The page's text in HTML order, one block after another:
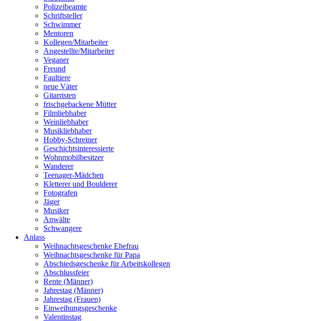
Polizeibeamte
Schriftsteller
Schwimmer
Mentoren
Kollegen/Mitarbeiter
Angestellte/Mitarbeiter
Veganer
Freund
Faultiere
neue Väter
Gitarristen
frischgebackene Mütter
Filmliebhaber
Weinliebhaber
Musikliebhaber
Hobby-Schreiner
Geschichtsinteressierte
Wohnmobilbesitzer
Wanderer
Teenager-Mädchen
Kletterer und Boulderer
Fotografen
Jäger
Musiker
Anwälte
Schwangere
Anlass
Weihnachtsgeschenke Ehefrau
Weihnachtsgeschenke für Papa
Abschiedsgeschenke für Arbeitskollegen
Abschlussfeier
Rente (Männer)
Jahrestag (Männer)
Jahrestag (Frauen)
Einweihungsgeschenke
Valentinstag